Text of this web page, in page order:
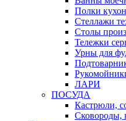
Полки
Стеллажи
Столы
Тележки
Урны для
ЛАРИ
ПОСУДА
Кастрюли,
Сковороды,